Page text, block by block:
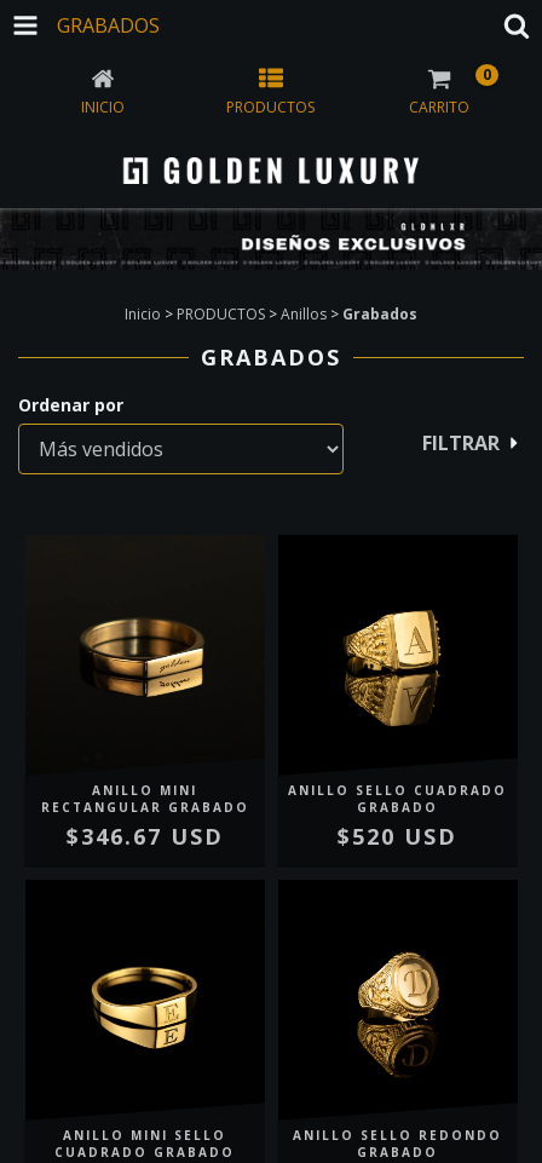
GRABADOS
INICIO PRODUCTOS CARRITO
0
Inicio > PRODUCTOS >Anillos > Grabados
GRABADOS
Ordenar por
FILTRAR
ANILLO MINI
RECTANGULAR GRABADO
$346.67 USD
ANILLO SELLO CUADRADO
GRABADO
$520 USD
ANILLO MINI SELLO
CUADRADO GRABADO
ANILLO SELLO REDONDO
GRABADO